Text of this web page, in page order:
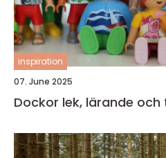
inspiration
07. June 2025
Dockor lek, lärande